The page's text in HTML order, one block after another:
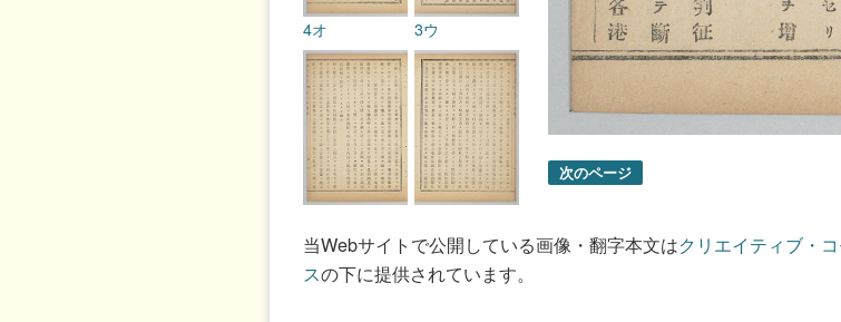
次のページ
3ウ
4オ
当Webサイトで公開している画像・翻字本文はクリエイティブ・
スの下に提供されています。